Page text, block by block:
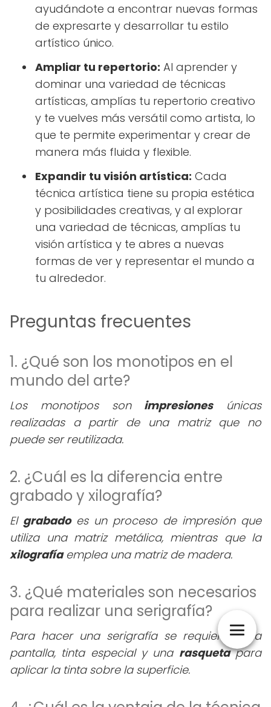
ayudándote a encontrar nuevas formas
de expresarte y desarrollar tu estilo
artístico único.
Ampliar tu repertorio: Al aprender y
dominar una variedad de técnicas
artísticas, amplías tu repertorio creativo
y te vuelves más versátil como artista, lo
que te permite experimentar y crear de
manera más fluida y flexible.
Expandir tu visión artística: Cada
técnica artística tiene su propia estética
y posibilidades creativas, y al explorar
una variedad de técnicas, amplías tu
visión artística y te abres a nuevas
formas de ver y representar el mundo a
tu alrededor.
Preguntas frecuentes
1. ¿Qué son los monotipos en el
mundo del arte?
Los monotipos son impresionesúnicas
realizadas a partir de una matriz que no
puede ser reutilizada.
2. ¿Cuál es la diferencia entre
grabado y xilografía?
El grabadoes un proceso de impresión que
utiliza una matriz metálica, mientras que la
xilografíaemplea una matriz de madera.
3. ¿Qué materiales son necesarios
para realizar una serigrafía?
Para hacer una serigrafía se requieren una
pantalla, tinta especial y una rasquetapara
aplicar la tinta sobre la superficie.